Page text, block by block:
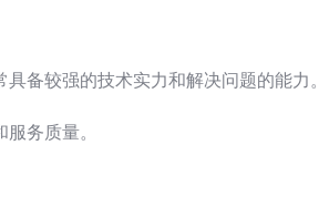
备较强的技术实力和解决问题的能力。
务质量。